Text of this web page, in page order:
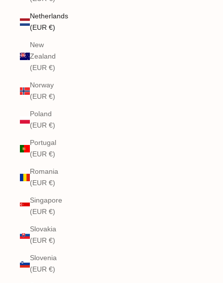
Netherlands
(EUR €)
New
Zealand
(EUR €)
Norway
(EUR €)
Poland
(EUR €)
Portugal
(EUR €)
Romania
(EUR €)
Singapore
(EUR €)
Slovakia
(EUR €)
Slovenia
(EUR €)